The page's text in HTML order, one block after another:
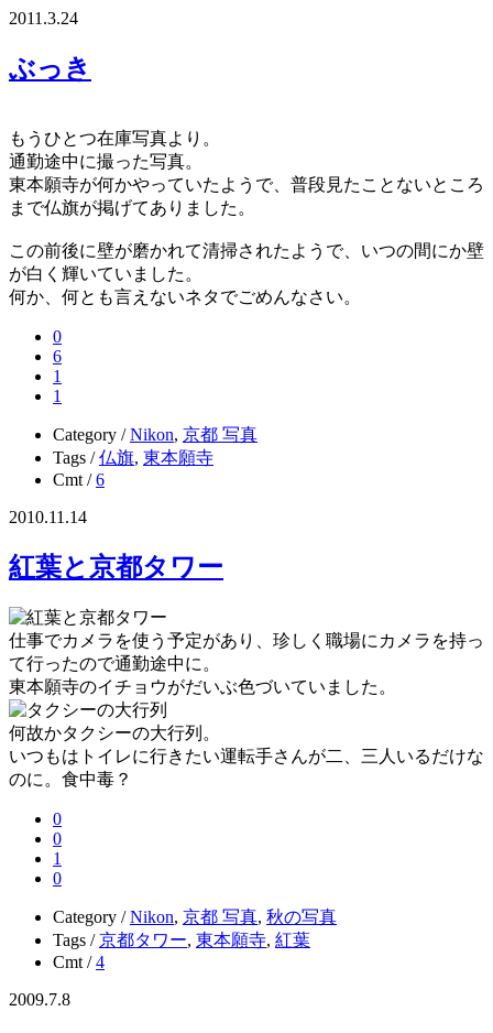
2011.3.24
ぶっき
もうひとつ在庫写真より。
通勤途中に撮った写真。
東本願寺が何かやっていたようで、普段見たことないところ
まで仏旗が掲げてありました。
この前後に壁が磨かれて清掃されたようで、いつの間にか壁
が白く輝いていました。
何か、何とも言えないネタでごめんなさい。
0
6
1
1
Category /Nikon, 京都 写真
Tags /仏旗, 東本願寺
Cmt /6
2010.11.14
紅葉と京都タワー
仕事でカメラを使う予定があり、珍しく職場にカメラを持っ
て行ったので通勤途中に。
東本願寺のイチョウがだいぶ色づいていました。
何故かタクシーの大行列。
いつもはトイレに行きたい運転手さんが二、三人いるだけな
のに。食中毒？
0
0
1
0
Category /Nikon, 京都 写真, 秋の写真
Tags /京都タワー, 東本願寺, 紅葉
Cmt /4
2009.7.8